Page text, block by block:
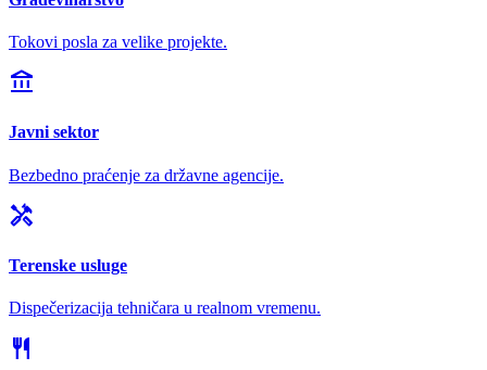
Tokovi posla za velike projekte.
account_balance
Javni sektor
Bezbedno praćenje za državne agencije.
handyman
Terenske usluge
Dispečerizacija tehničara u realnom vremenu.
restaurant